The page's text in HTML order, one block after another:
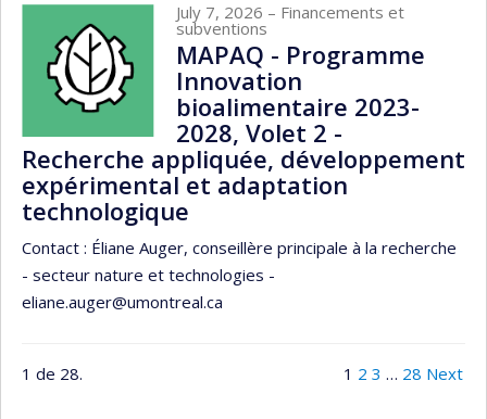
July 7, 2026 – Financements et
subventions
MAPAQ - Programme
Innovation
bioalimentaire 2023-
2028, Volet 2 -
Recherche appliquée, développement
expérimental et adaptation
technologique
Contact : Éliane Auger, conseillère principale à la recherche
- secteur nature et technologies -
eliane.auger@umontreal.ca
1 de 28. 1 2 3 … 28 Next